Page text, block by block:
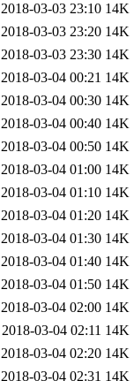
2018-03-03 23:10 14K
2018-03-03 23:20 14K
2018-03-03 23:30 14K
2018-03-04 00:21 14K
2018-03-04 00:30 14K
2018-03-04 00:40 14K
2018-03-04 00:50 14K
2018-03-04 01:00 14K
2018-03-04 01:10 14K
2018-03-04 01:20 14K
2018-03-04 01:30 14K
2018-03-04 01:40 14K
2018-03-04 01:50 14K
2018-03-04 02:00 14K
2018-03-04 02:11 14K
2018-03-04 02:20 14K
2018-03-04 02:31 14K